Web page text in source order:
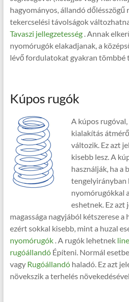
hagyományos, állandó
tekercselési távolságok
Tavaszi jellegzetesség. Annak
nyomórugók elakadjanak, a
lévő fordulatokat gyakran tömbbé
Kúpos rugók
A kúpos rugóval,
kialakítás
változik. Ez azt
kisebb lesz. A
használják, ha a
nyomórugókkal
eshetnek. Ez azt
magassága nagyjából kétszerese a
ezért sokkal kisebb, mint a huzal
nyomórugók. A rugók lehetnek
rugóállandóÉpíteni. Normál
vagyRugóállandóhaladó. Ez azt
növekszik a terhelés